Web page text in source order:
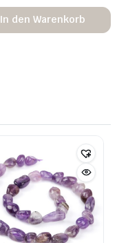
In den Warenkorb